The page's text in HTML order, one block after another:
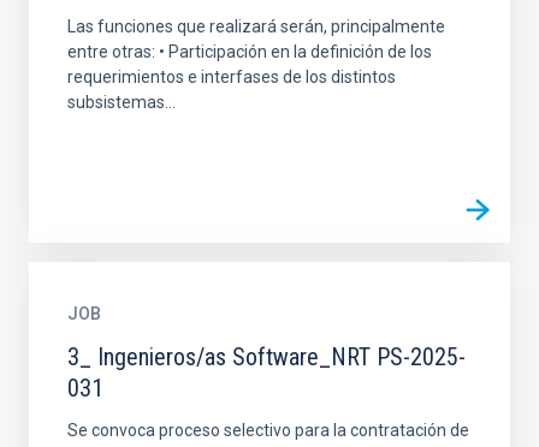
Las funciones que realizará serán, principalmente
entre otras: • Participación en la definición de los
requerimientos e interfases de los distintos
subsistemas...
JOB
3_ Ingenieros/as Software_NRT PS-2025-
031
Se convoca proceso selectivo para la contratación de